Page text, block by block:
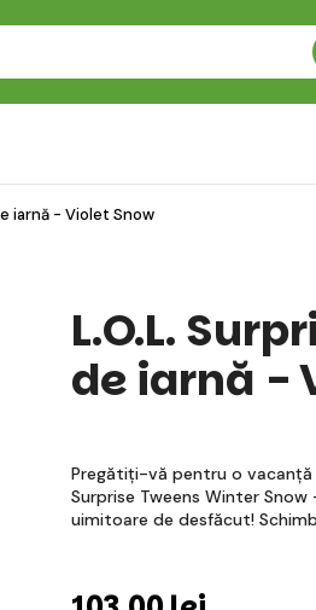
iarnă - Violet Snow
L.O.L.
de iarnă -
Pregătiți-vă pentru o vacanță
Surprise Tweens Winter
uimitoare de desfăcut!